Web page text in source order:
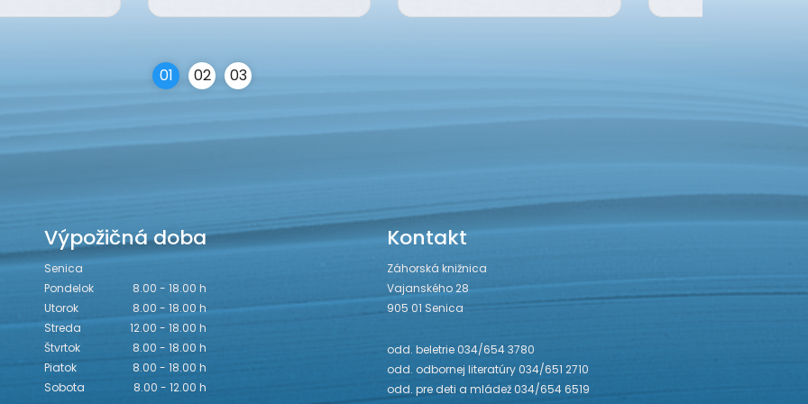
01 02 03
Výpožičná doba
Senica
Pondelok
8.00 - 18.00 h
Utorok
8.00 - 18.00 h
Streda
12.00 - 18.00 h
Štvrtok
8.00 - 18.00 h
Piatok
8.00 - 18.00 h
Sobota
8.00 - 12.00 h
Kontakt
Záhorská knižnica
Vajanského 28
905 01 Senica
odd. beletrie 034/654 3780
odd. odbornej literatúry 034/651 2710
odd. pre deti a mládež 034/654 6519